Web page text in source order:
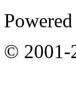
© 2001-